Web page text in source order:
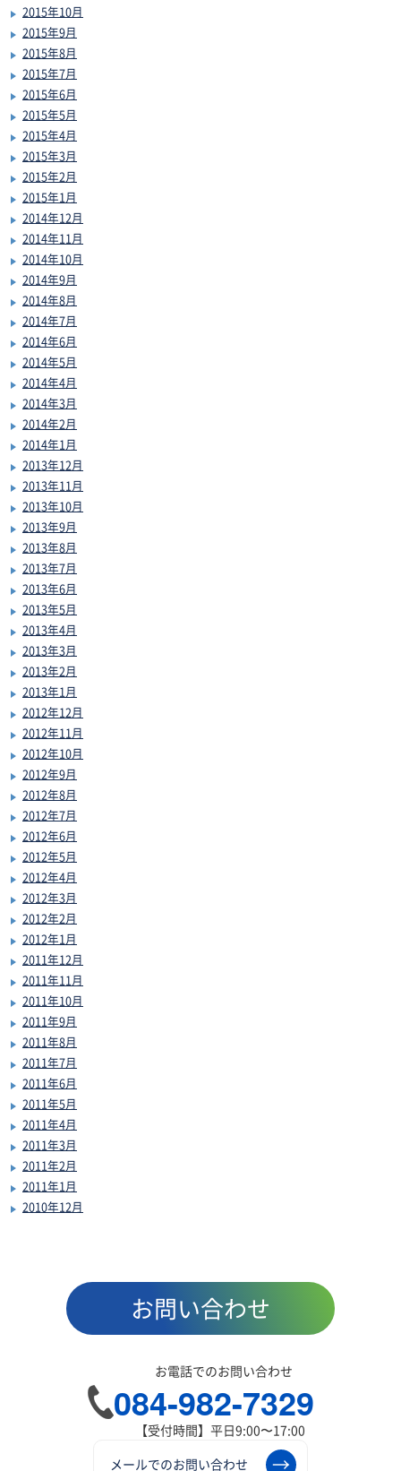
2015年10月
2015年9月
2015年8月
2015年7月
2015年6月
2015年5月
2015年4月
2015年3月
2015年2月
2015年1月
2014年12月
2014年11月
2014年10月
2014年9月
2014年8月
2014年7月
2014年6月
2014年5月
2014年4月
2014年3月
2014年2月
2014年1月
2013年12月
2013年11月
2013年10月
2013年9月
2013年8月
2013年7月
2013年6月
2013年5月
2013年4月
2013年3月
2013年2月
2013年1月
2012年12月
2012年11月
2012年10月
2012年9月
2012年8月
2012年7月
2012年6月
2012年5月
2012年4月
2012年3月
2012年2月
2012年1月
2011年12月
2011年11月
2011年10月
2011年9月
2011年8月
2011年7月
2011年6月
2011年5月
2011年4月
2011年3月
2011年2月
2011年1月
2010年12月
お問い合わせ
お電話でのお問い合わせ
084-982-7329
【受付時間】平日9:00〜17:00
メールでのお問い合わせ